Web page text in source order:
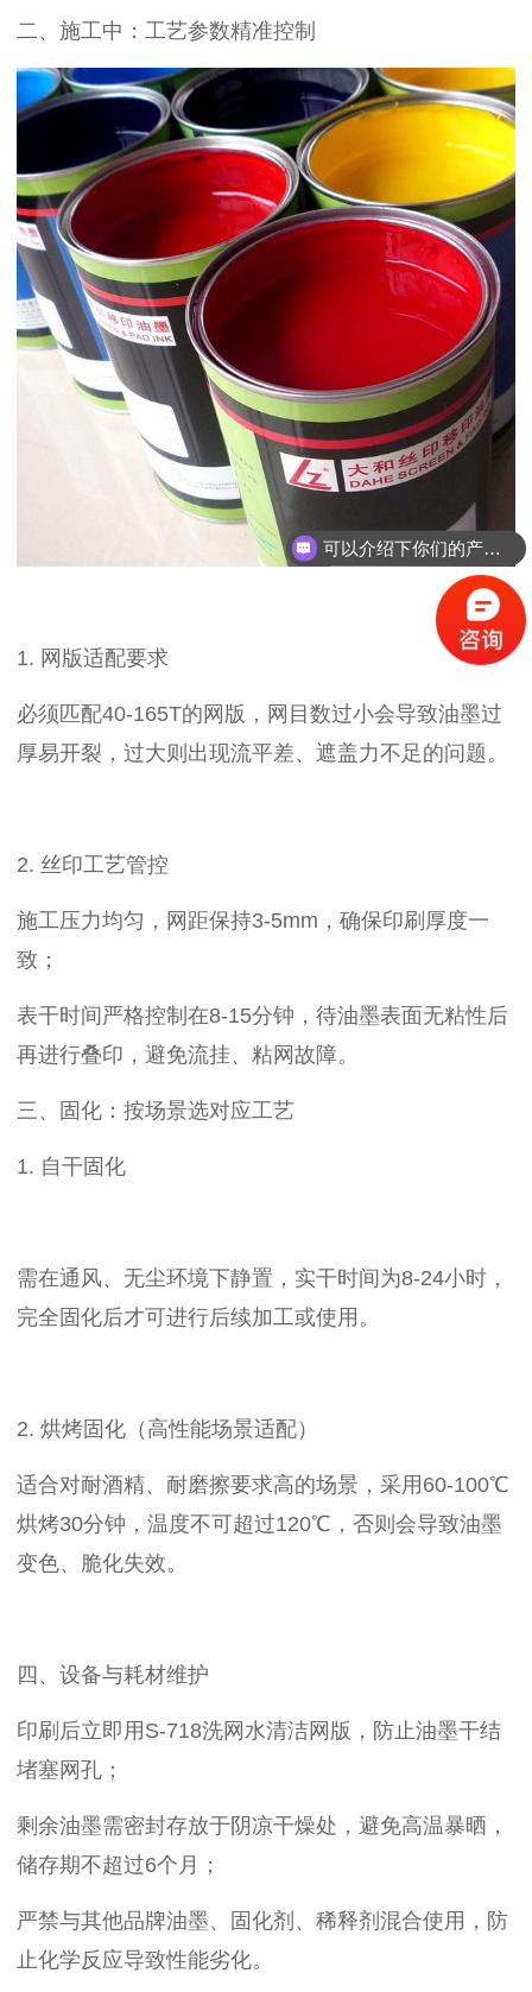
二、施工中：工艺参数精准控制
1. 网版适配要求
必须匹配40-165T的网版，网目数过小会导致油墨过
厚易开裂，过大则出现流平差、遮盖力不足的问题。
2. 丝印工艺管控
施工压力均匀，网距保持3-5mm，确保印刷厚度一
致；
表干时间严格控制在8-15分钟，待油墨表面无粘性后
再进行叠印，避免流挂、粘网故障。
三、固化：按场景选对应工艺
1. 自干固化
需在通风、无尘环境下静置，实干时间为8-24小时，
完全固化后才可进行后续加工或使用。
2. 烘烤固化（高性能场景适配）
适合对耐酒精、耐磨擦要求高的场景，采用60-100℃
烘烤30分钟，温度不可超过120℃，否则会导致油墨
变色、脆化失效。
四、设备与耗材维护
印刷后立即用S-718洗网水清洁网版，防止油墨干结
堵塞网孔；
剩余油墨需密封存放于阴凉干燥处，避免高温暴晒，
储存期不超过6个月；
严禁与其他品牌油墨、固化剂、稀释剂混合使用，防
止化学反应导致性能劣化。
可以介绍下你们的产品么？